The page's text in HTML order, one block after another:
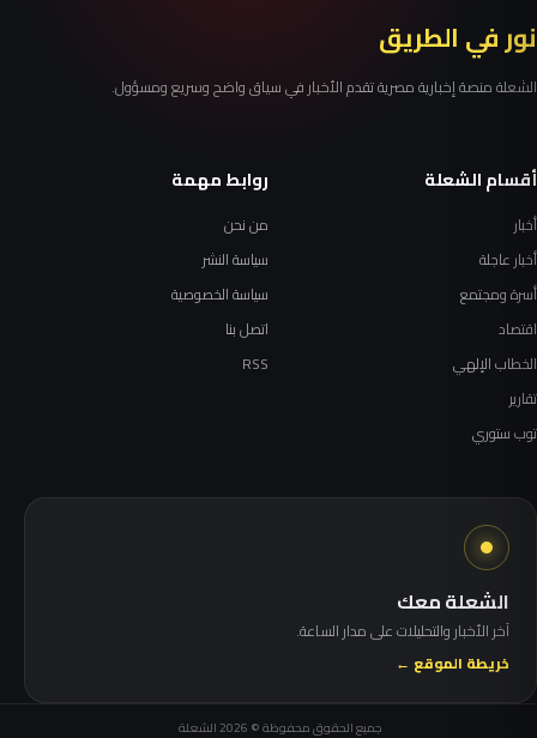
نور في الطريق
الشعلة منصة إخبارية مصرية تقدم الأخبار في سياق واضح وسريع ومسؤول.
أقسام الشعلة
أخبار
أخبار عاجلة
أسرة ومجتمع
اقتصاد
الخطاب الإلهي
تقارير
توب ستوري
روابط مهمة
من نحن
سياسة النشر
سياسة الخصوصية
اتصل بنا
RSS
الشعلة معك
آخر الأخبار والتحليلات على مدار الساعة.
خريطة الموقع ←
جميع الحقوق محفوظة © 2026 الشعلة